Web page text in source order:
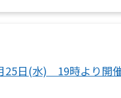
日(水) 19時より開